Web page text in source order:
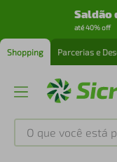
Saldão
até 40% off
Shopping Parcerias e
O que você está